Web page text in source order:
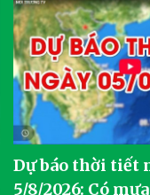
Dự báo thời tiết
5/8/2026: Có